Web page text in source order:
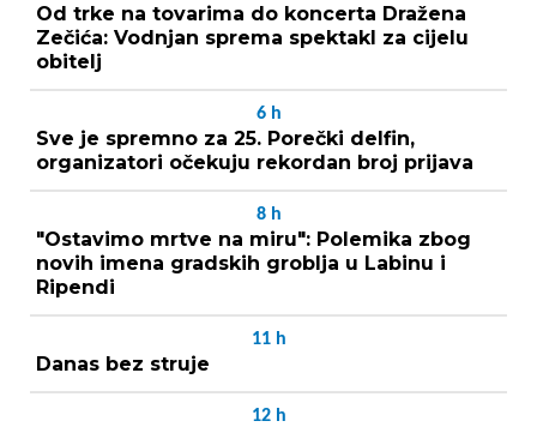
Od trke na tovarima do koncerta Dražena
Zečića: Vodnjan sprema spektakl za cijelu
obitelj
6 h
Sve je spremno za 25. Porečki delfin,
organizatori očekuju rekordan broj prijava
8 h
"Ostavimo mrtve na miru": Polemika zbog
novih imena gradskih groblja u Labinu i
Ripendi
11 h
Danas bez struje
12 h